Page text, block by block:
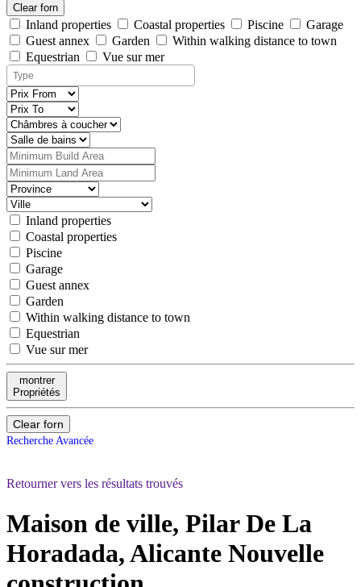
Clear forn
Inland properties Coastal properties Piscine
Garage
Guest annex
Garden
Within walking distance to town
Equestrian
Vue sur mer
Inland properties
Coastal properties
Piscine
Garage
Guest annex
Garden
Within walking distance to town
Equestrian
Vue sur mer
montrer
Propriétés
Clear forn
Recherche Avancée
Retourner vers les résultats trouvés
Maison de ville, Pilar De La
Horadada, Alicante Nouvelle